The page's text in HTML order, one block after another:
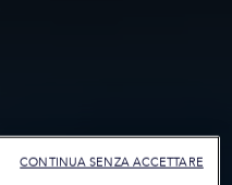
CONTINUA SENZA ACCETTARE